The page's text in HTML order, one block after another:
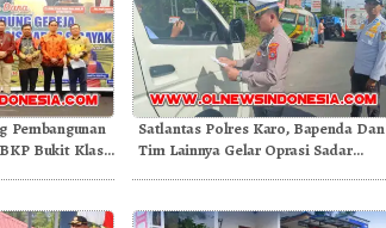
Pembangunan
Bukit Klasis
Satlantas Polres Karo, Bapenda Dan
Tim Lainnya Gelar Oprasi Sadar